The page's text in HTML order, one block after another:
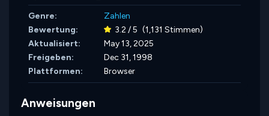
Genre:
Zahlen
Bewertung:
3.2 / 5 (1,131 Stimmen)
Aktualisiert:
May 13, 2025
Freigeben:
Dec 31, 1998
Plattformen:
Browser
Anweisungen